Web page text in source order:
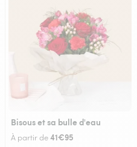
Bisous et sa bulle d'eau
À partir de41€95